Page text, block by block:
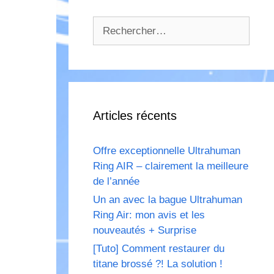
Articles récents
Offre exceptionnelle Ultrahuman
Ring AIR – clairement la meilleure
de l’année
Un an avec la bague Ultrahuman
Ring Air: mon avis et les
nouveautés + Surprise
[Tuto] Comment restaurer du
titane brossé ?! La solution !